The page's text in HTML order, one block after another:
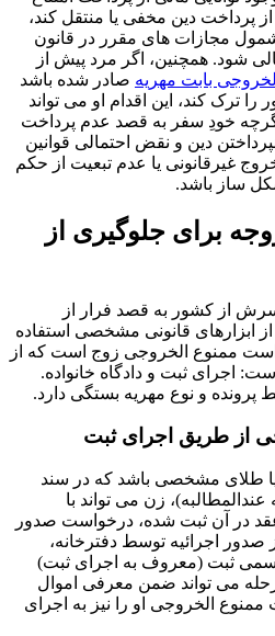
از پرداخت دین مخفی یا منتقل کند،
مجازات های مقرر در قانون
شود. همچنین، اگر مرد پیش از
بابت مهریه صادر شده باشد
ترک کند، این اقدام او می تواند
خودِ سفر به قصد عدم پرداخت
دین و نقض احتمالی قوانین
غیرقانونی یا عدم تبعیت از حکم
ساز باشد.
برای جلوگیری از
از کشور به قصد فرار از
ابزارهای قانونی مشخصی استفاده
ممنوع الخروجی زوج است که از
اجرای ثبت و دادگاه خانواده.
پرونده و نوع مهریه بستگی دارد.
از طریق اجرای ثبت
طلای مشخصی باشد که در سند
زن می تواند با
در آن ثبت شده، درخواست صدور
صدور اجرائیه توسط دفترخانه،
رسمی ثبت (معروف به اجرای ثبت)
می تواند ضمن معرفی اموال
الخروجی او را نیز به اجرای